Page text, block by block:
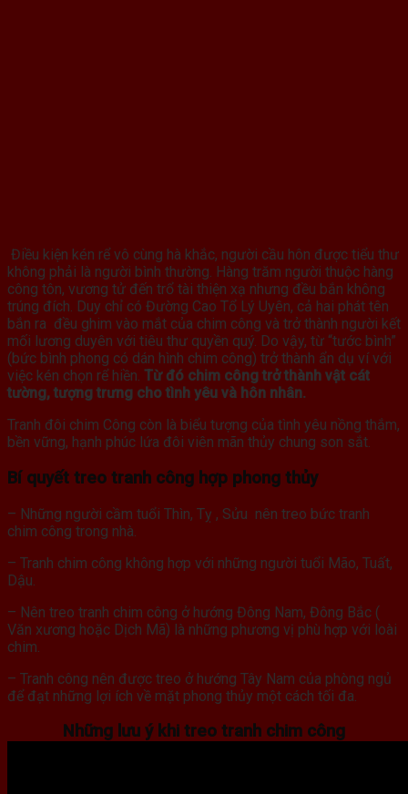
Điều kiện kén rể vô cùng hà khắc, người cầu hôn được tiểu thư
không phải là người bình thường. Hàng trăm người thuộc hàng
công tôn, vương tử đến trổ tài thiện xạ nhưng đều bắn không
trúng đích. Duy chỉ có Đường Cao Tổ Lý Uyên, cả hai phát tên
bắn ra đều ghim vào mắt của chim công và trở thành người kết
mối lương duyên với tiêu thư quyền quý. Do vậy, từ “tước bình”
(bức bình phong có dán hình chim công) trở thành ẩn dụ ví với
việc kén chọn rể hiền. Từ đó chim công trở thành vật cát
tường, tượng trưng cho tình yêu và hôn nhân.
Tranh đôi chim Công còn là biểu tượng của tình yêu nồng thắm,
bền vững, hạnh phúc lứa đôi viên mãn thủy chung son sắt.
Bí quyết treo tranh công hợp phong thủy
– Những người cầm tuổi Thìn, Tỵ , Sửu nên treo bức tranh
chim công trong nhà.
– Tranh chim công không hợp với những người tuổi Mão, Tuất,
Dậu.
– Nên treo tranh chim công ở hướng Đông Nam, Đông Bắc (
Văn xương hoặc Dịch Mã) là những phương vị phù hợp với loài
chim.
– Tranh công nên được treo ở hướng Tây Nam của phòng ngủ
để đạt những lợi ích về mặt phong thủy một cách tối đa.
Những lưu ý khi treo tranh chim công